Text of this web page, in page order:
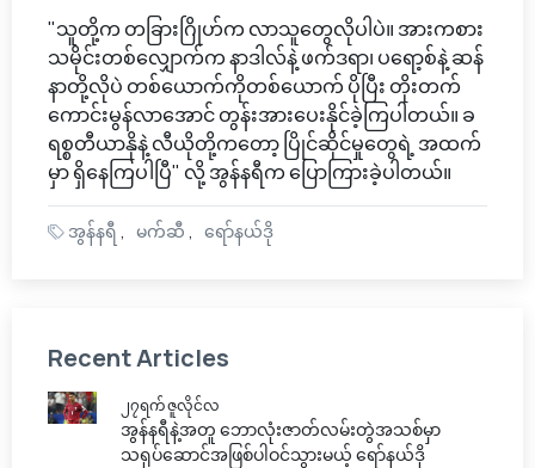
"သူတို့က တခြားဂြိုဟ်က လာသူတွေလိုပါပဲ။ အားကစား
သမိုင်းတစ်လျှောက်က နာဒါလ်နဲ့ ဖက်ဒရာ၊ ပရော့စ်နဲ့ ဆန်
နာတို့လိုပဲ တစ်ယောက်ကိုတစ်ယောက် ပိုပြီး တိုးတက်
ကောင်းမွန်လာအောင် တွန်းအားပေးနိုင်ခဲ့ကြပါတယ်။ ခ
ရစ္စတီယာနိုနဲ့ လီယိုတို့ကတော့ ပြိုင်ဆိုင်မှုတွေရဲ့ အထက်
မှာ ရှိနေကြပါပြီ" လို့ အွန်နရီက ပြောကြားခဲ့ပါတယ်။
အွန်နရီ မက်ဆီ ရော်နယ်ဒို
Recent Articles
၂၇ရက် ဇူလိုင်လ
အွန်နရီနဲ့အတူ ဘောလုံးဇာတ်လမ်းတွဲအသစ်မှာ
သရုပ်ဆောင်အဖြစ်ပါဝင်သွားမယ့် ရော်နယ်ဒို